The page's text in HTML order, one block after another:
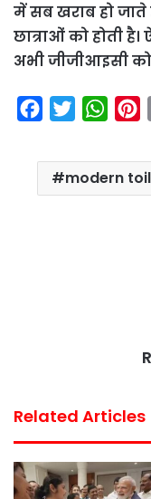
में सब खराब हो
छात्राओं को होती
अभी जीजीआइसी को
c
i
t
W
a
t
n
t
modern
Related Articles